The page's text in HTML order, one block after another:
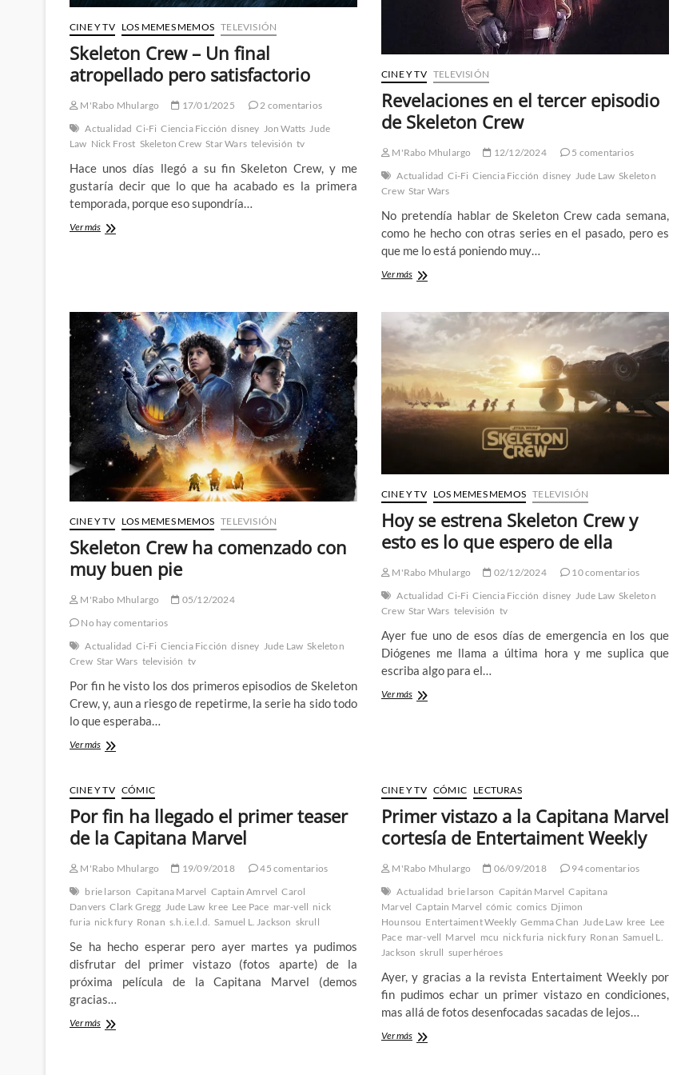
CINE Y TV LOS MEMES MEMOS TELEVISIÓN
Skeleton Crew – Un final
atropellado pero satisfactorio
M'Rabo Mhulargo 17/01/2025
2 comentarios
Actualidad Ci-Fi Ciencia Ficción disney Jon Watts Jude
Law Nick Frost Skeleton Crew Star Wars televisión tv
Hace unos días llegó a su fin Skeleton Crew, y me
gustaría decir que lo que ha acabado es la primera
temporada, porque eso supondría…
Ver másSkeleton
pero
satisfactorio
CINE Y TV TELEVISIÓN
Revelaciones en el tercer episodio
de Skeleton Crew
M'Rabo Mhulargo 12/12/2024
5 comentarios
Actualidad Ci-Fi Ciencia Ficción disney Jude Law Skeleton
Crew Star Wars
No pretendía hablar de Skeleton Crew cada semana,
como he hecho con otras series en el pasado, pero es
que me lo está poniendo muy…
Ver másRevelaciones
tercer
episodio
Crew
CINE Y TV LOS MEMES MEMOS TELEVISIÓN
Skeleton Crew ha comenzado con
muy buen pie
M'Rabo Mhulargo
05/12/2024
No hay comentarios
Actualidad Ci-Fi Ciencia Ficción disney Jude Law Skeleton
Crew Star Wars televisión tv
Por fin he visto los dos primeros episodios de Skeleton
Crew, y, aun a riesgo de repetirme, la serie ha sido todo
lo que esperaba…
Ver másSkeleton
comenzado
con
muy
buen
pie
CINE Y TV LOS MEMES MEMOS TELEVISIÓN
Hoy se estrena Skeleton Crew y
esto es lo que espero de ella
M'Rabo Mhulargo 02/12/2024
10 comentarios
Actualidad Ci-Fi Ciencia Ficción disney Jude Law Skeleton
Crew Star Wars televisión tv
Ayer fue uno de esos días de emergencia en los que
Diógenes me llama a última hora y me suplica que
escriba algo para el…
Ver másHoy
es
que
espero
ella
CINE Y TV CÓMIC
Por fin ha llegado el primer teaser
de la Capitana Marvel
M'Rabo Mhulargo 19/09/2018
45 comentarios
brie larson Capitana Marvel Captain Amrvel Carol
Danvers Clark Gregg Jude Law kree Lee Pace mar-vell nick
furia nick fury Ronan s.h.i.e.l.d. Samuel L. Jackson skrull
Se ha hecho esperar pero ayer martes ya pudimos
disfrutar del primer vistazo (fotos aparte) de la
próxima película de la Capitana Marvel (demos
gracias…
Ver másPor
CINE Y TV CÓMIC LECTURAS
Primer vistazo a la Capitana Marvel
cortesía de Entertaiment Weekly
M'Rabo Mhulargo 06/09/2018
94 comentarios
Actualidad brie larson Capitán Marvel Capitana
Marvel Captain Marvel cómic comics Djimon
Hounsou Entertaiment Weekly Gemma Chan Jude Law kree Lee
Pace mar-vell Marvel mcu nick furia nick fury Ronan Samuel L.
Jackson skrull superhéroes
Ayer, y gracias a la revista Entertaiment Weekly por
fin pudimos echar un primer vistazo en condiciones,
mas allá de fotos desenfocadas sacadas de lejos…
Ver másPrimer